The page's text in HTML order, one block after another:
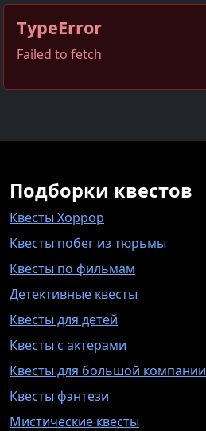
TypeError
Failed to fetch
Подборки квестов
Квесты Хоррор
Квесты побег из тюрьмы
Квесты по фильмам
Детективные квесты
Квесты для детей
Квесты с актерами
Квесты для большой компании
Квесты фэнтези
Мистические квесты